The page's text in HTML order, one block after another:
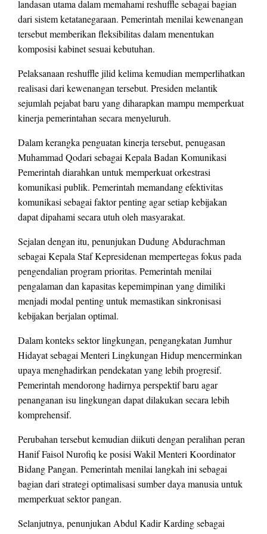
landasan utama dalam memahami reshuffle sebagai bagian
dari sistem ketatanegaraan. Pemerintah menilai kewenangan
tersebut memberikan fleksibilitas dalam menentukan
komposisi kabinet sesuai kebutuhan.
Pelaksanaan reshuffle jilid kelima kemudian memperlihatkan
realisasi dari kewenangan tersebut. Presiden melantik
sejumlah pejabat baru yang diharapkan mampu memperkuat
kinerja pemerintahan secara menyeluruh.
Dalam kerangka penguatan kinerja tersebut, penugasan
Muhammad Qodari sebagai Kepala Badan Komunikasi
Pemerintah diarahkan untuk memperkuat orkestrasi
komunikasi publik. Pemerintah memandang efektivitas
komunikasi sebagai faktor penting agar setiap kebijakan
dapat dipahami secara utuh oleh masyarakat.
Sejalan dengan itu, penunjukan Dudung Abdurachman
sebagai Kepala Staf Kepresidenan mempertegas fokus pada
pengendalian program prioritas. Pemerintah menilai
pengalaman dan kapasitas kepemimpinan yang dimiliki
menjadi modal penting untuk memastikan sinkronisasi
kebijakan berjalan optimal.
Dalam konteks sektor lingkungan, pengangkatan Jumhur
Hidayat sebagai Menteri Lingkungan Hidup mencerminkan
upaya menghadirkan pendekatan yang lebih progresif.
Pemerintah mendorong hadirnya perspektif baru agar
penanganan isu lingkungan dapat dilakukan secara lebih
komprehensif.
Perubahan tersebut kemudian diikuti dengan peralihan peran
Hanif Faisol Nurofiq ke posisi Wakil Menteri Koordinator
Bidang Pangan. Pemerintah menilai langkah ini sebagai
bagian dari strategi optimalisasi sumber daya manusia untuk
memperkuat sektor pangan.
Selanjutnya, penunjukan Abdul Kadir Karding sebagai